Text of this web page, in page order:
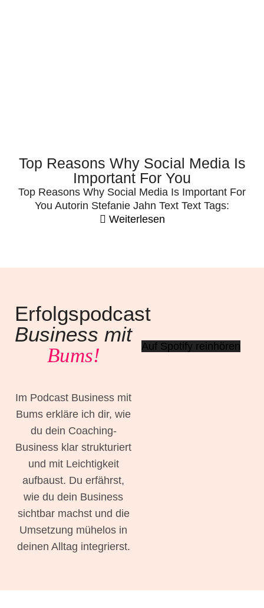
Top Reasons Why Social Media Is
Important For You
Top Reasons Why Social Media Is Important For
You Autorin Stefanie Jahn Text Text Tags:
Weiterlesen
Auf Spotify reinhören
Erfolgspodcast
Business mit
Bums!
Im Podcast Business mit
Bums erkläre ich dir, wie
du dein Coaching-
Business klar strukturiert
und mit Leichtigkeit
aufbaust. Du erfährst,
wie du dein Business
sichtbar machst und die
Umsetzung mühelos in
deinen Alltag integrierst.